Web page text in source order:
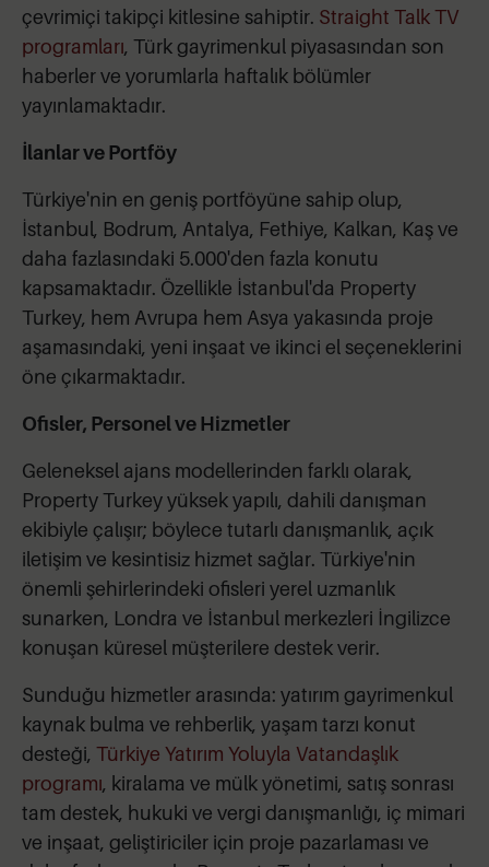
çevrimiçi takipçi kitlesine sahiptir. Straight Talk TV
programları, Türk gayrimenkul piyasasından son
haberler ve yorumlarla haftalık bölümler
yayınlamaktadır.
İlanlar ve Portföy
Türkiye'nin en geniş portföyüne sahip olup,
İstanbul, Bodrum, Antalya, Fethiye, Kalkan, Kaş ve
daha fazlasındaki 5.000'den fazla konutu
kapsamaktadır. Özellikle İstanbul'da Property
Turkey, hem Avrupa hem Asya yakasında proje
aşamasındaki, yeni inşaat ve ikinci el seçeneklerini
öne çıkarmaktadır.
Ofisler, Personel ve Hizmetler
Geleneksel ajans modellerinden farklı olarak,
Property Turkey yüksek yapılı, dahili danışman
ekibiyle çalışır; böylece tutarlı danışmanlık, açık
iletişim ve kesintisiz hizmet sağlar. Türkiye'nin
önemli şehirlerindeki ofisleri yerel uzmanlık
sunarken, Londra ve İstanbul merkezleri İngilizce
konuşan küresel müşterilere destek verir.
Sunduğu hizmetler arasında: yatırım gayrimenkul
kaynak bulma ve rehberlik, yaşam tarzı konut
desteği, Türkiye Yatırım Yoluyla Vatandaşlık
programı, kiralama ve mülk yönetimi, satış sonrası
tam destek, hukuki ve vergi danışmanlığı, iç mimari
ve inşaat, geliştiriciler için proje pazarlaması ve